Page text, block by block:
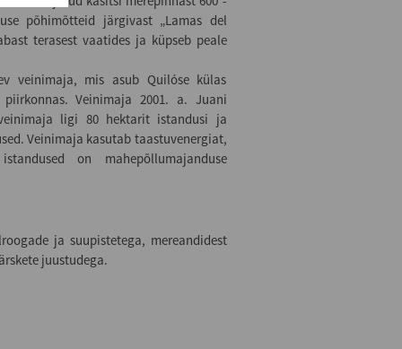
põhimõtteid järgivast „Lamas del
terasest vaatides ja küpseb peale
veinimaja, mis asub Quilóse külas
piirkonnas. Veinimaja 2001. a. Juani
ligi 80 hektarit istandusi ja
Veinimaja kasutab taastuvenergiat,
on mahepõllumajanduse
ja suupistetega, mereandidest
juustudega.